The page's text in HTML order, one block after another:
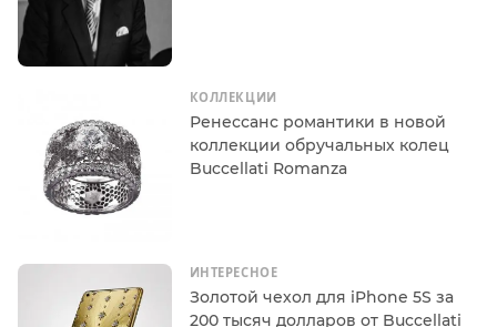
КОЛЛЕКЦИИ
Ренессанс романтики в новой
коллекции обручальных колец
Buccellati Romanza
ИНТЕРЕСНОЕ
Золотой чехол для iPhone 5S за
200 тысяч долларов от Buccellati